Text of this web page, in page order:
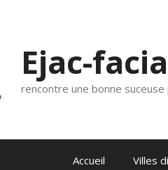
Ejac-
rencontre une bonne suceuse
Accueil Villes